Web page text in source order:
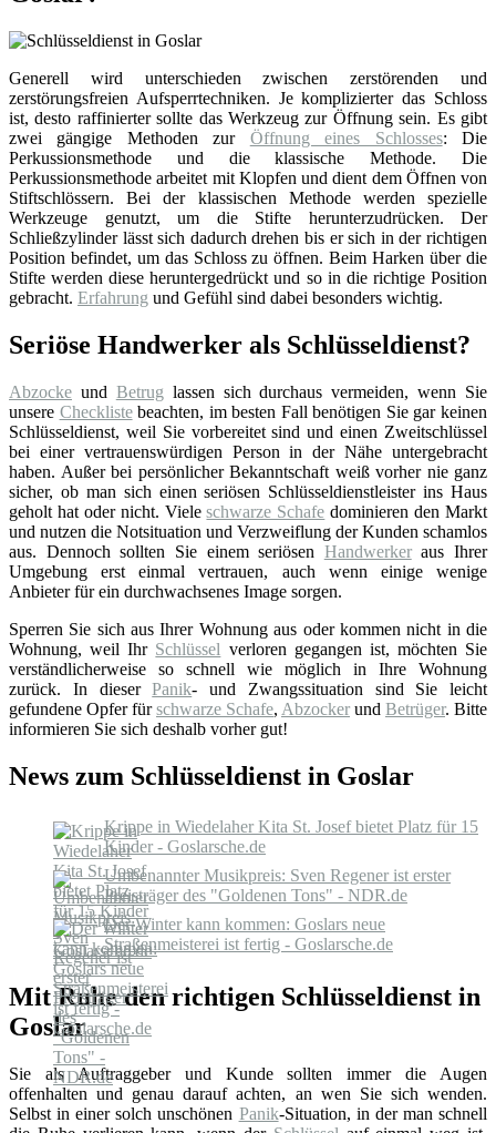
Generell wird unterschieden zwischen zerstörenden und
zerstörungsfreien Aufsperrtechniken. Je komplizierter das Schloss
ist, desto raffinierter sollte das Werkzeug zur Öffnung sein. Es gibt
zwei gängige Methoden zur Öffnung eines Schlosses: Die
Perkussionsmethode und die klassische Methode. Die
Perkussionsmethode arbeitet mit Klopfen und dient dem Öffnen von
Stiftschlössern. Bei der klassischen Methode werden spezielle
Werkzeuge genutzt, um die Stifte herunterzudrücken. Der
Schließzylinder lässt sich dadurch drehen bis er sich in der richtigen
Position befindet, um das Schloss zu öffnen. Beim Harken über die
Stifte werden diese heruntergedrückt und so in die richtige Position
gebracht. Erfahrung und Gefühl sind dabei besonders wichtig.
Seriöse Handwerker als Schlüsseldienst?
Abzocke und Betrug lassen sich durchaus vermeiden, wenn Sie
unsere Checklistebeachten, im besten Fall benötigen Sie gar keinen
Schlüsseldienst, weil Sie vorbereitet sind und einen Zweitschlüssel
bei einer vertrauenswürdigen Person in der Nähe untergebracht
haben. Außer bei persönlicher Bekanntschaft weiß vorher nie ganz
sicher, ob man sich einen seriösen Schlüsseldienstleister ins Haus
geholt hat oder nicht. Vieleschwarze Schafe dominieren den Markt
und nutzen die Notsituation und Verzweiflung der Kunden schamlos
aus. Dennoch sollten Sie einem seriösen Handwerkeraus Ihrer
Umgebung erst einmal vertrauen, auch wenn einige wenige
Anbieter für ein durchwachsenes Image sorgen.
Sperren Sie sich aus Ihrer Wohnung aus oder kommen nicht in die
Wohnung, weil Ihr Schlüssel verloren gegangen ist, möchten Sie
verständlicherweise so schnell wie möglich in Ihre Wohnung
zurück. In dieserPanik- und Zwangssituation sind Sie leicht
gefundene Opfer fürschwarze Schafe, Abzocker und Betrüger. Bitte
informieren Sie sich deshalb vorher gut!
News zum Schlüsseldienst in Goslar
Krippe in Wiedelaher Kita St. Josef bietet Platz für 15
Kinder - Goslarsche.de
Umbenannter Musikpreis: Sven Regener ist erster
Preisträger des "Goldenen Tons" - NDR.de
Der Winter kann kommen: Goslars neue
Straßenmeisterei ist fertig - Goslarsche.de
Mit Ruhe den richtigen Schlüsseldienst in
Goslar
Sie als Auftraggeber und Kunde sollten immer die Augen
offenhalten und genau darauf achten, an wen Sie sich wenden.
Selbst in einer solch unschönen Panik-Situation, in der man schnell